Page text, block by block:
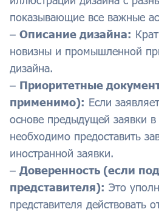
показывающие все важные
– Описание дизайна:
новизны и промышленной
дизайна.
– Приоритетные
применимо): Если
основе предыдущей заявки в
необходимо предоставить
иностранной заявки.
– Доверенность (если
представителя): Это
представителя действовать